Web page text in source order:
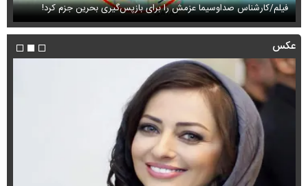
فیلم/کارشناس صداوسیما عزمش را برای بازپس‌گیری بحرین جزم کرد!
عکس